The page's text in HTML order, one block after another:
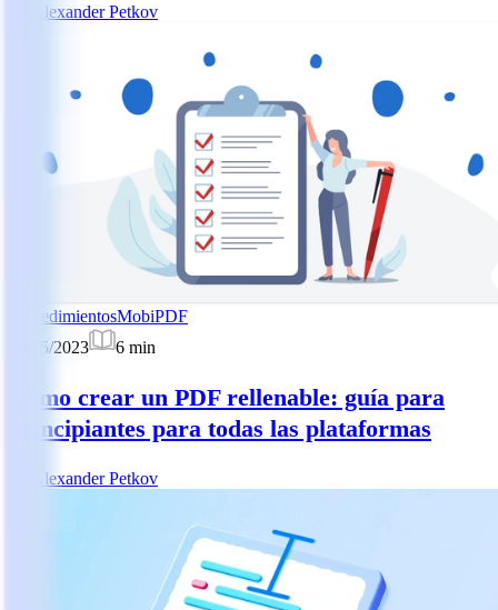
Alexander Petkov
ProcedimientosMobiPDF
22/05/2023
6 min
Cómo crear un PDF rellenable: guía para
principiantes para todas las plataformas
Alexander Petkov